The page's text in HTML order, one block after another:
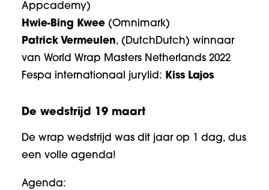
Appcademy)
Hwie-Bing Kwee (Omnimark)
Patrick Vermeulen, ( DutchDutch) winnaar
van World Wrap Masters Netherlands 2022
Fespa internationaal jurylid: Kiss Lajos
De wedstrijd 19 maart
De wrap wedstrijd was dit jaar op 1 dag, dus
een volle agenda!
Agenda: